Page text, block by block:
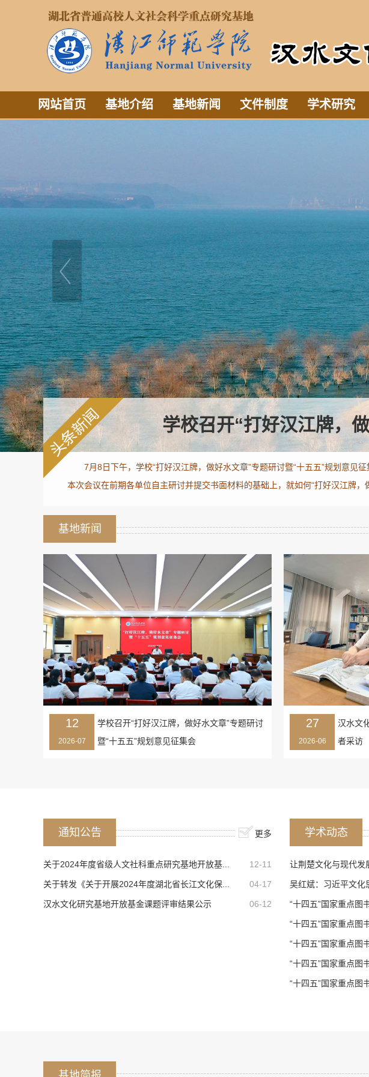
网站首页 基地介绍 基地新闻 文件制度 学术研究
学校召开“打好汉江牌，
7月8日下午，学校“打好汉江牌，做好水文章”专题研讨暨“十五五”规划意见
本次会议在前期各单位自主研讨并提交书面材料的基础上，就如何“打好汉江牌，
基地新闻
12
2026-07
学校召开“打好汉江牌，做好水文章”专题研讨
暨“十五五”规划意见征集会
27
2026-06
汉水文
者采访
通知公告 更多
关于2024年度省级人文社科重点研究基地开放基... 12-11
关于转发《关于开展2024年度湖北省长江文化保... 04-17
汉水文化研究基地开放基金课题评审结果公示 06-12
学术动态
让荆楚文化与现代发
吴红斌：习近平文化
“十四五”国家重点图
“十四五”国家重点图
“十四五”国家重点图
“十四五”国家重点图
“十四五”国家重点图